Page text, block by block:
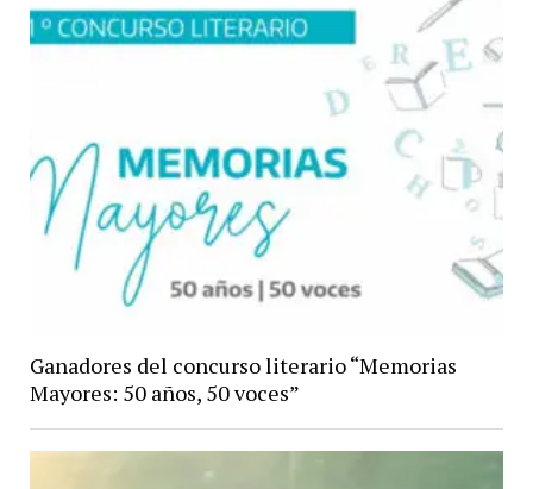
Ganadores del concurso literario “Memorias
Mayores: 50 años, 50 voces”